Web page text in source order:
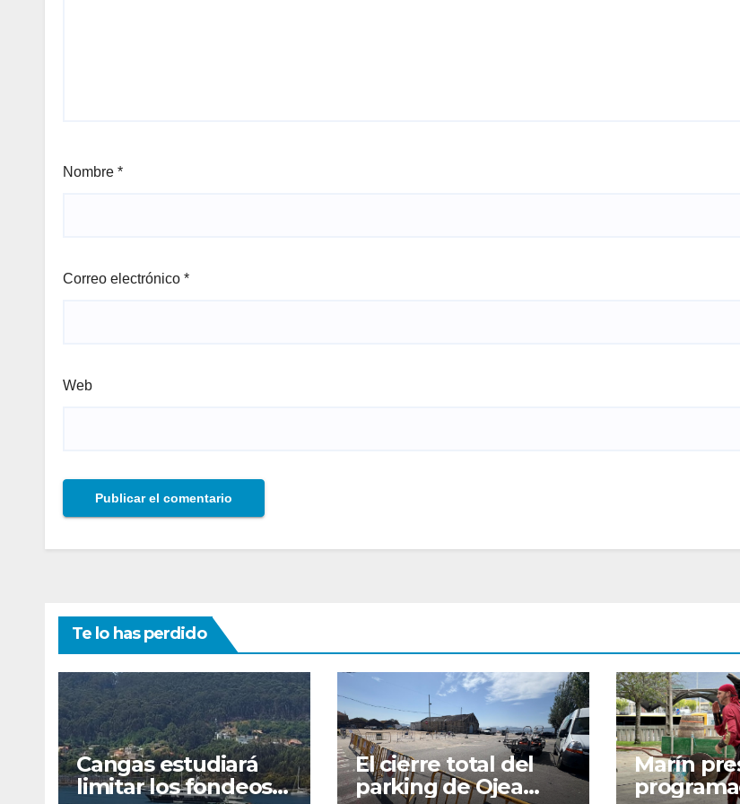
Nombre *
Correo electrónico *
Web
Te lo has perdido
Cangas estudiará
limitar los fondeos
El cierre total del
parking de Ojea
Marín